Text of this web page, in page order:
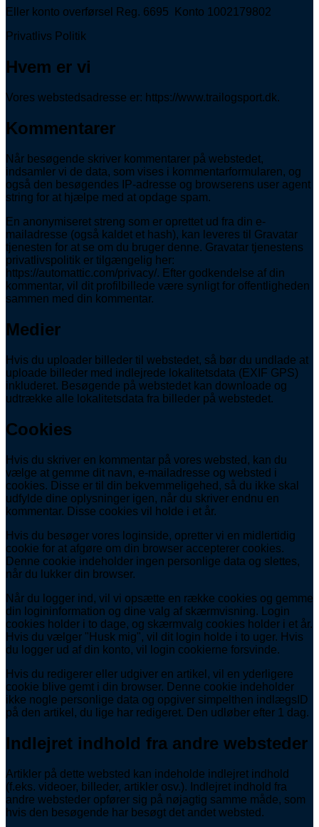
Eller konto overførsel Reg. 6695 Konto 1002179802
Privatlivs Politik
Hvem er vi
Vores webstedsadresse er: https://www.trailogsport.dk.
Kommentarer
Når besøgende skriver kommentarer på webstedet,
indsamler vi de data, som vises i kommentarformularen, og
også den besøgendes IP-adresse og browserens user agent
string for at hjælpe med at opdage spam.
En anonymiseret streng som er oprettet ud fra din e-
mailadresse (også kaldet et hash), kan leveres til Gravatar
tjenesten for at se om du bruger denne. Gravatar tjenestens
privatlivspolitik er tilgængelig her:
https://automattic.com/privacy/. Efter godkendelse af din
kommentar, vil dit profilbillede være synligt for offentligheden
sammen med din kommentar.
Medier
Hvis du uploader billeder til webstedet, så bør du undlade at
uploade billeder med indlejrede lokalitetsdata (EXIF GPS)
inkluderet. Besøgende på webstedet kan downloade og
udtrække alle lokalitetsdata fra billeder på webstedet.
Cookies
Hvis du skriver en kommentar på vores websted, kan du
vælge at gemme dit navn, e-mailadresse og websted i
cookies. Disse er til din bekvemmeligehed, så du ikke skal
udfylde dine oplysninger igen, når du skriver endnu en
kommentar. Disse cookies vil holde i et år.
Hvis du besøger vores loginside, opretter vi en midlertidig
cookie for at afgøre om din browser accepterer cookies.
Denne cookie indeholder ingen personlige data og slettes,
når du lukker din browser.
Når du logger ind, vil vi opsætte en række cookies og gemme
din logininformation og dine valg af skærmvisning. Login
cookies holder i to dage, og skærmvalg cookies holder i et år.
Hvis du vælger "Husk mig", vil dit login holde i to uger. Hvis
du logger ud af din konto, vil login cookierne forsvinde.
Hvis du redigerer eller udgiver en artikel, vil en yderligere
cookie blive gemt i din browser. Denne cookie indeholder
ikke nogle personlige data og opgiver simpelthen indlægsID
på den artikel, du lige har redigeret. Den udløber efter 1 dag.
Indlejret indhold fra andre websteder
Artikler på dette websted kan indeholde indlejret indhold
(f.eks. videoer, billeder, artikler osv.). Indlejret indhold fra
andre websteder opfører sig på nøjagtig samme måde, som
hvis den besøgende har besøgt det andet websted.